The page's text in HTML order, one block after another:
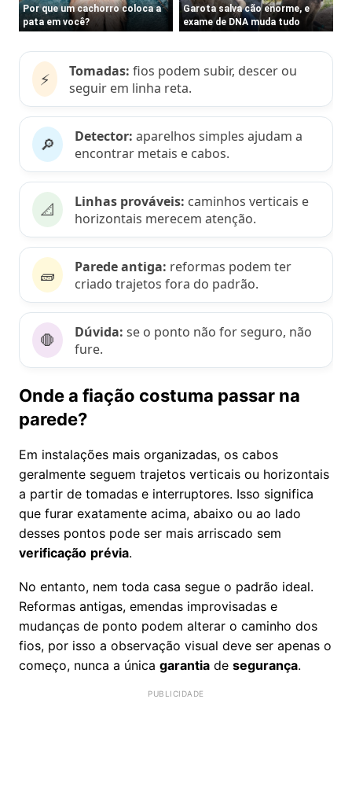
⚡ Tomadas: fios podem subir, descer ou
seguir em linha reta.
🔎 Detector: aparelhos simples ajudam a
encontrar metais e cabos.
📐 Linhas prováveis: caminhos verticais e
horizontais merecem atenção.
🧱 Parede antiga: reformas podem ter
criado trajetos fora do padrão.
🛑 Dúvida: se o ponto não for seguro, não
fure.
Onde a fiação costuma passar na
parede?
Em instalações mais organizadas, os cabos
geralmente seguem trajetos verticais ou horizontais
a partir de tomadas e interruptores. Isso significa
que furar exatamente acima, abaixo ou ao lado
desses pontos pode ser mais arriscado sem
verificação prévia.
No entanto, nem toda casa segue o padrão ideal.
Reformas antigas, emendas improvisadas e
mudanças de ponto podem alterar o caminho dos
fios, por isso a observação visual deve ser apenas o
começo, nunca a única garantia de segurança.